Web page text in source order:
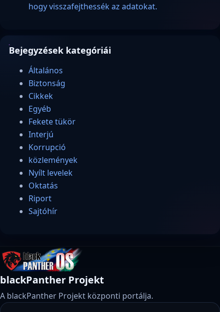
hogy visszafejthessék az adatokat.
Bejegyzések kategóriái
Általános
Biztonság
Cikkek
Egyéb
Fekete tükör
Interjú
Korrupció
közlemények
Nyílt levelek
Oktatás
Riport
Sajtóhír
blackPanther Projekt
A blackPanther Projekt központi portálja.